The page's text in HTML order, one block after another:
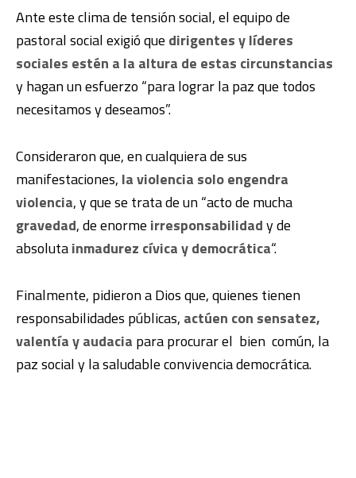
Ante este clima de tensión social, el equipo de
pastoral social exigió que dirigentes y líderes
sociales estén a la altura de estas circunstancias
y hagan un esfuerzo “para lograr la paz que todos
necesitamos y deseamos”.
Consideraron que, en cualquiera de sus
manifestaciones, la violencia solo engendra
violencia, y que se trata de un “acto de mucha
gravedad, de enorme irresponsabilidady de
absolutainmadurez cívica y democrática“.
Finalmente, pidieron a Dios que, quienes tienen
responsabilidades públicas, actúen con sensatez,
valentía y audacia para procurar el bien común, la
paz social y la saludable convivencia democrática.